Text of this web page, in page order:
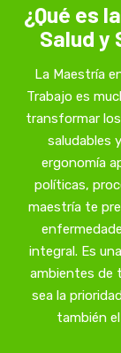
¿Qué es
Salud y
La Maestría
Trabajo es
transformar
saludables
ergonomía
políticas,
maestría te
integral. Es
ambientes de
sea la
también